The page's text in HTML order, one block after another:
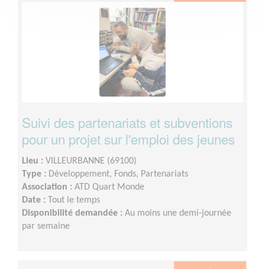
Suivi des partenariats et subventions
pour un projet sur l'emploi des jeunes
Lieu : VILLEURBANNE (69100)
Type : Développement, Fonds, Partenariats
Association : ATD Quart Monde
Date : Tout le temps
Disponibilité demandée : Au moins une demi-journée
par semaine